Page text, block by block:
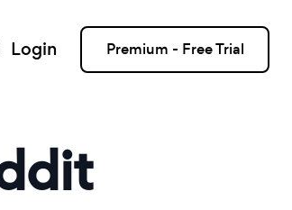
Login Premium - Free Trial